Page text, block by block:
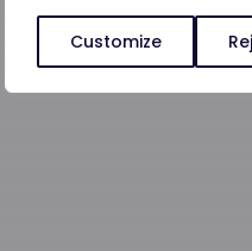
Customize